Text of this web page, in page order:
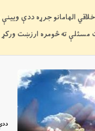
الهامانو جرړه ددې
څومره ارزښت ورکړ شوى دى. امام